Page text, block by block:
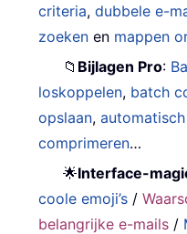
criteria,dubbele e-
zoeken en mappen
📁 Bijlagen Pro:
loskoppelen, batch
opslaan,
comprimeren…
🌟Interface-
coole emoji’s /
belangrijke e-mails /